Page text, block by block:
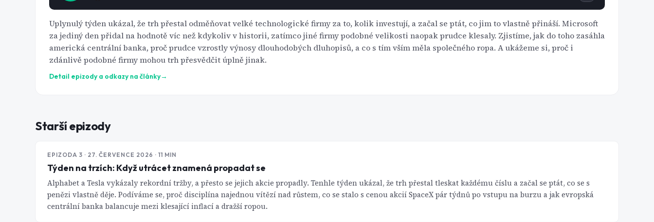
Uplynulý týden ukázal, že trh přestal odměňovat velké technologické firmy za to, kolik investují, a začal se ptát, co jim to vlastně přináší. Microsoft
za jediný den přidal na hodnotě víc než kdykoliv v historii, zatímco jiné firmy podobné velikosti naopak prudce klesaly. Zjistíme, jak do toho zasáhla
americká centrální banka, proč prudce vzrostly výnosy dlouhodobých dluhopisů, a co s tím vším měla společného ropa. A ukážeme si, proč i
zdánlivě podobné firmy mohou trh přesvědčit úplně jinak.
Detail epizody a odkazy na články→
Starší epizody
EPIZODA 3 · 27. ČERVENCE 2026 · 11 MIN
Týden na trzích: Když utrácet znamená propadat se
Alphabet a Tesla vykázaly rekordní tržby, a přesto se jejich akcie propadly. Tenhle týden ukázal, že trh přestal tleskat každému číslu a začal se ptát, co se s
penězi vlastně děje. Podíváme se, proč disciplína najednou vítězí nad růstem, co se stalo s cenou akcií SpaceX pár týdnů po vstupu na burzu a jak evropská
centrální banka balancuje mezi klesající inflací a dražší ropou.